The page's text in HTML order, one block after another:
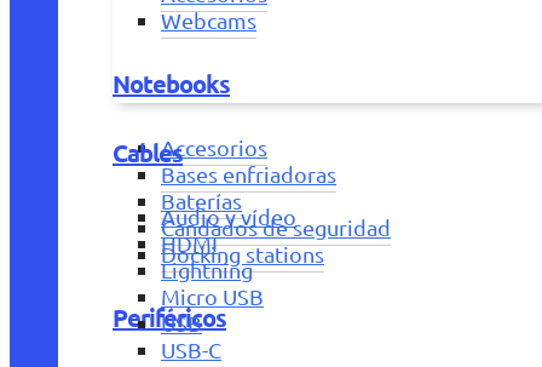
Webcams
Notebooks
Accesorios
Bases enfriadoras
Baterías
Candados de seguridad
Docking stations
Periféricos
Cables
Audio y vídeo
HDMI
Lightning
Micro USB
USB
USB-C